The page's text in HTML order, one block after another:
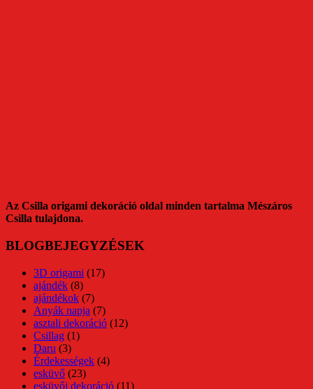
Az Csilla origami dekoráció oldal minden tartalma Mészáros
Csilla tulajdona.
BLOGBEJEGYZÉSEK
3D origami (17)
ajándék (8)
ajándékok (7)
Anyák napja (7)
asztali dekoráció (12)
Csillag (1)
Daru (3)
Érdekességek (4)
esküvő (23)
esküvői dekoráció (11)